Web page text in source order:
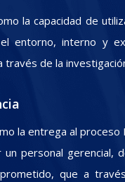
la capacidad de
entorno, interno y
través de la
la entrega al proceso
un personal gerencial,
que a